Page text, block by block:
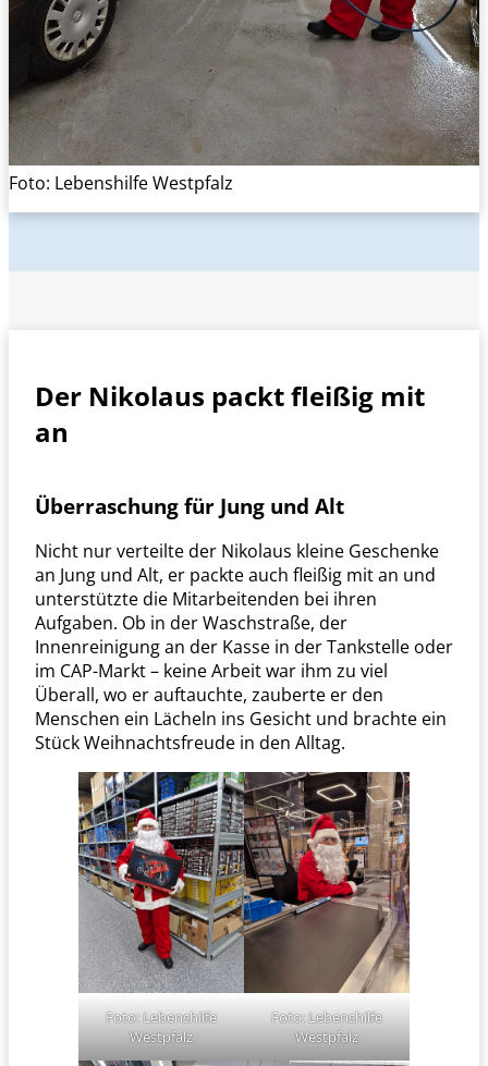
Foto: Lebenshilfe Westpfalz
Der Nikolaus packt fleißig mit
an
Überraschung für Jung und Alt
Nicht nur verteilte der Nikolaus kleine Geschenke
an Jung und Alt, er packte auch fleißig mit an und
unterstützte die Mitarbeitenden bei ihren
Aufgaben. Ob in der Waschstraße, der
Innenreinigung an der Kasse in der Tankstelle oder
im CAP-Markt – keine Arbeit war ihm zu viel
Überall, wo er auftauchte, zauberte er den
Menschen ein Lächeln ins Gesicht und brachte ein
Stück Weihnachtsfreude in den Alltag.
Foto: Lebenshilfe
Westpfalz
Foto: Lebenshilfe
Westpfalz